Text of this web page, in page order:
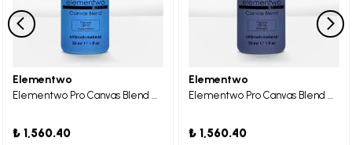
Elementwo
Elementwo Pro Canvas Blend Airbrush Makeup CBP-07 Aquamarine Mat Pigment 30ml.
₺ 1,560.40
Elementwo
Elementwo Pro Canvas Blend Airbrush Makeup CBP-06 Midnight Mat Pigment 30ml.
₺ 1,560.40